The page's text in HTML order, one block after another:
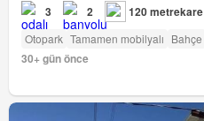
3 2 120 metrekare
Otopark Tamamen mobilyalı Bahçe
30+ gün önce